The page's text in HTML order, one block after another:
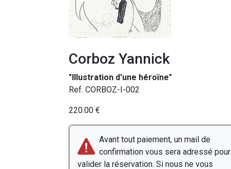
Corboz Yannick
"Illustration d'une héroïne"
Ref. CORBOZ-I-002
220.00 €
Avant tout paiement, un mail de
confirmation vous sera adressé pour
valider la réservation. Si nous ne vous